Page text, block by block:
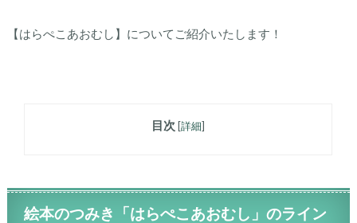
【はらぺこあおむし】についてご紹介いたします！
目次 [詳細]
絵本のつみき「はらぺこあおむし」のライン